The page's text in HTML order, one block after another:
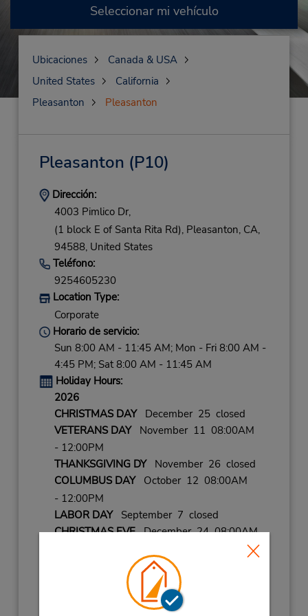
Seleccionar mi vehículo
Ubicaciones
Canada & USA
United States
California
Pleasanton
Pleasanton
Pleasanton (P10)
Dirección:
4003 Pimlico Dr,
(1 block E of Santa Rita Rd), Pleasanton, CA,
94588, United States
Teléfono:
9254605230
Location Type:
Corporate
Horario de servicio:
Sun 8:00 AM - 11:45 AM; Mon - Fri 8:00 AM -
4:45 PM; Sat 8:00 AM - 11:45 AM
Holiday Hours:
2026
CHRISTMAS DAYDecember 25 closed
VETERANS DAYNovember 11 08:00AM
- 12:00PM
THANKSGIVING DYNovember 26 closed
COLUMBUS DAYOctober 12 08:00AM
- 12:00PM
LABOR DAYSeptember 7 closed
CHRISTMAS EVEDecember 24 08:00AM
THANKSGVNG HLDYNovember 27
- 12:00PM
NEW YEARS EVEDecember 31 08:00AM